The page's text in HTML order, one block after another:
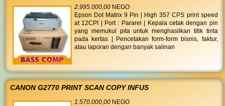
2.995.000,00 NEGO
Epson Dot Matrix 9 Pin | High 357 CPS print speed
at 12CPI | Port : Pararel | Kepala cetak dengan pin
yang memukul pita untuk menghasilkan titik tinta
pada kertas | Pencetakan form-form bisnis, faktur,
atau laporan dengan banyak salinan
CANON G2770 PRINT SCAN COPY INFUS
1.570.000,00 NEGO